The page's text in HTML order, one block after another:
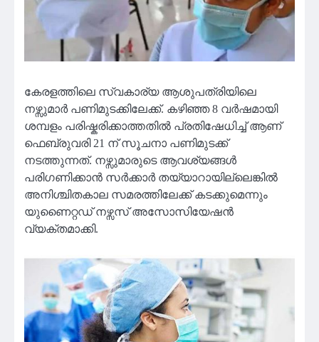
കേരളത്തിലെ സ്വകാര്യ ആശുപത്രിയിലെ
നഴ്സുമാർ പണിമുടക്കിലേക്ക്. കഴിഞ്ഞ 8 വർഷമായി
ശമ്പളം പരിഷ്കരിക്കാത്തതിൽ പ്രതിഷേധിച്ച് ആണ്
ഫെബ്രുവരി 21 ന് സൂചനാ പണിമുടക്ക്
നടത്തുന്നത്. നഴ്സുമാരുടെ ആവശ്യങ്ങൾ
പരിഗണിക്കാൻ സർക്കാർ തയ്യാറായില്ലെങ്കിൽ
അനിശ്ചിതകാല സമരത്തിലേക്ക് കടക്കുമെന്നും
യുണൈറ്റഡ് നഴ്സസ് അസോസിയേഷൻ
വ്യക്തമാക്കി.